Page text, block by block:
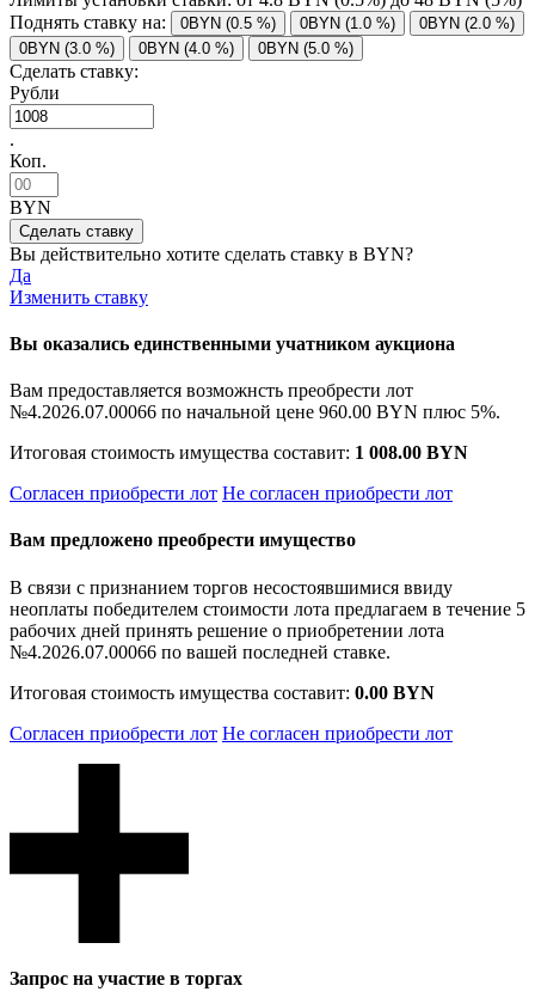
Поднять ставку на:
0BYN (0.5 %) 0BYN (1.0 %)
0BYN (2.0 %)
0BYN (3.0 %)
0BYN (4.0 %) 0BYN (5.0 %)
Сделать ставку:
Рубли
.
Коп.
BYN
Вы действительно хотите сделать ставку в BYN?
Да
Изменить ставку
Вы оказались единственными учатником аукциона
Вам предоставляется возможнсть преобрести лот
№4.2026.07.00066 по начальной цене 960.00 BYN плюс 5%.
Итоговая стоимость имущества составит: 1 008.00 BYN
Согласен приобрести лот Не согласен приобрести лот
Вам предложено преобрести имущество
В связи с признанием торгов несостоявшимися ввиду
неоплаты победителем стоимости лота предлагаем в течение 5
рабочих дней принять решение о приобретении лота
№4.2026.07.00066 по вашей последней ставке.
Итоговая стоимость имущества составит: 0.00 BYN
Согласен приобрести лот Не согласен приобрести лот
Запрос на участие в торгах